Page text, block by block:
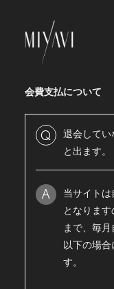
HOME
NEWS
SCHEDULE
ABOUT
VIDEO
BLOG
MOVIE
会費支払について
Q
退会してい
と出ます。
A
当サイト
となりま
まで、毎
以下の場
す。